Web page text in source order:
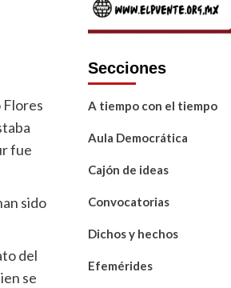
Flores
fue
sido
del
se
Secciones
A tiempo con el tiempo
Aula Democrática
Cajón de ideas
Convocatorias
Dichos y hechos
Efemérides